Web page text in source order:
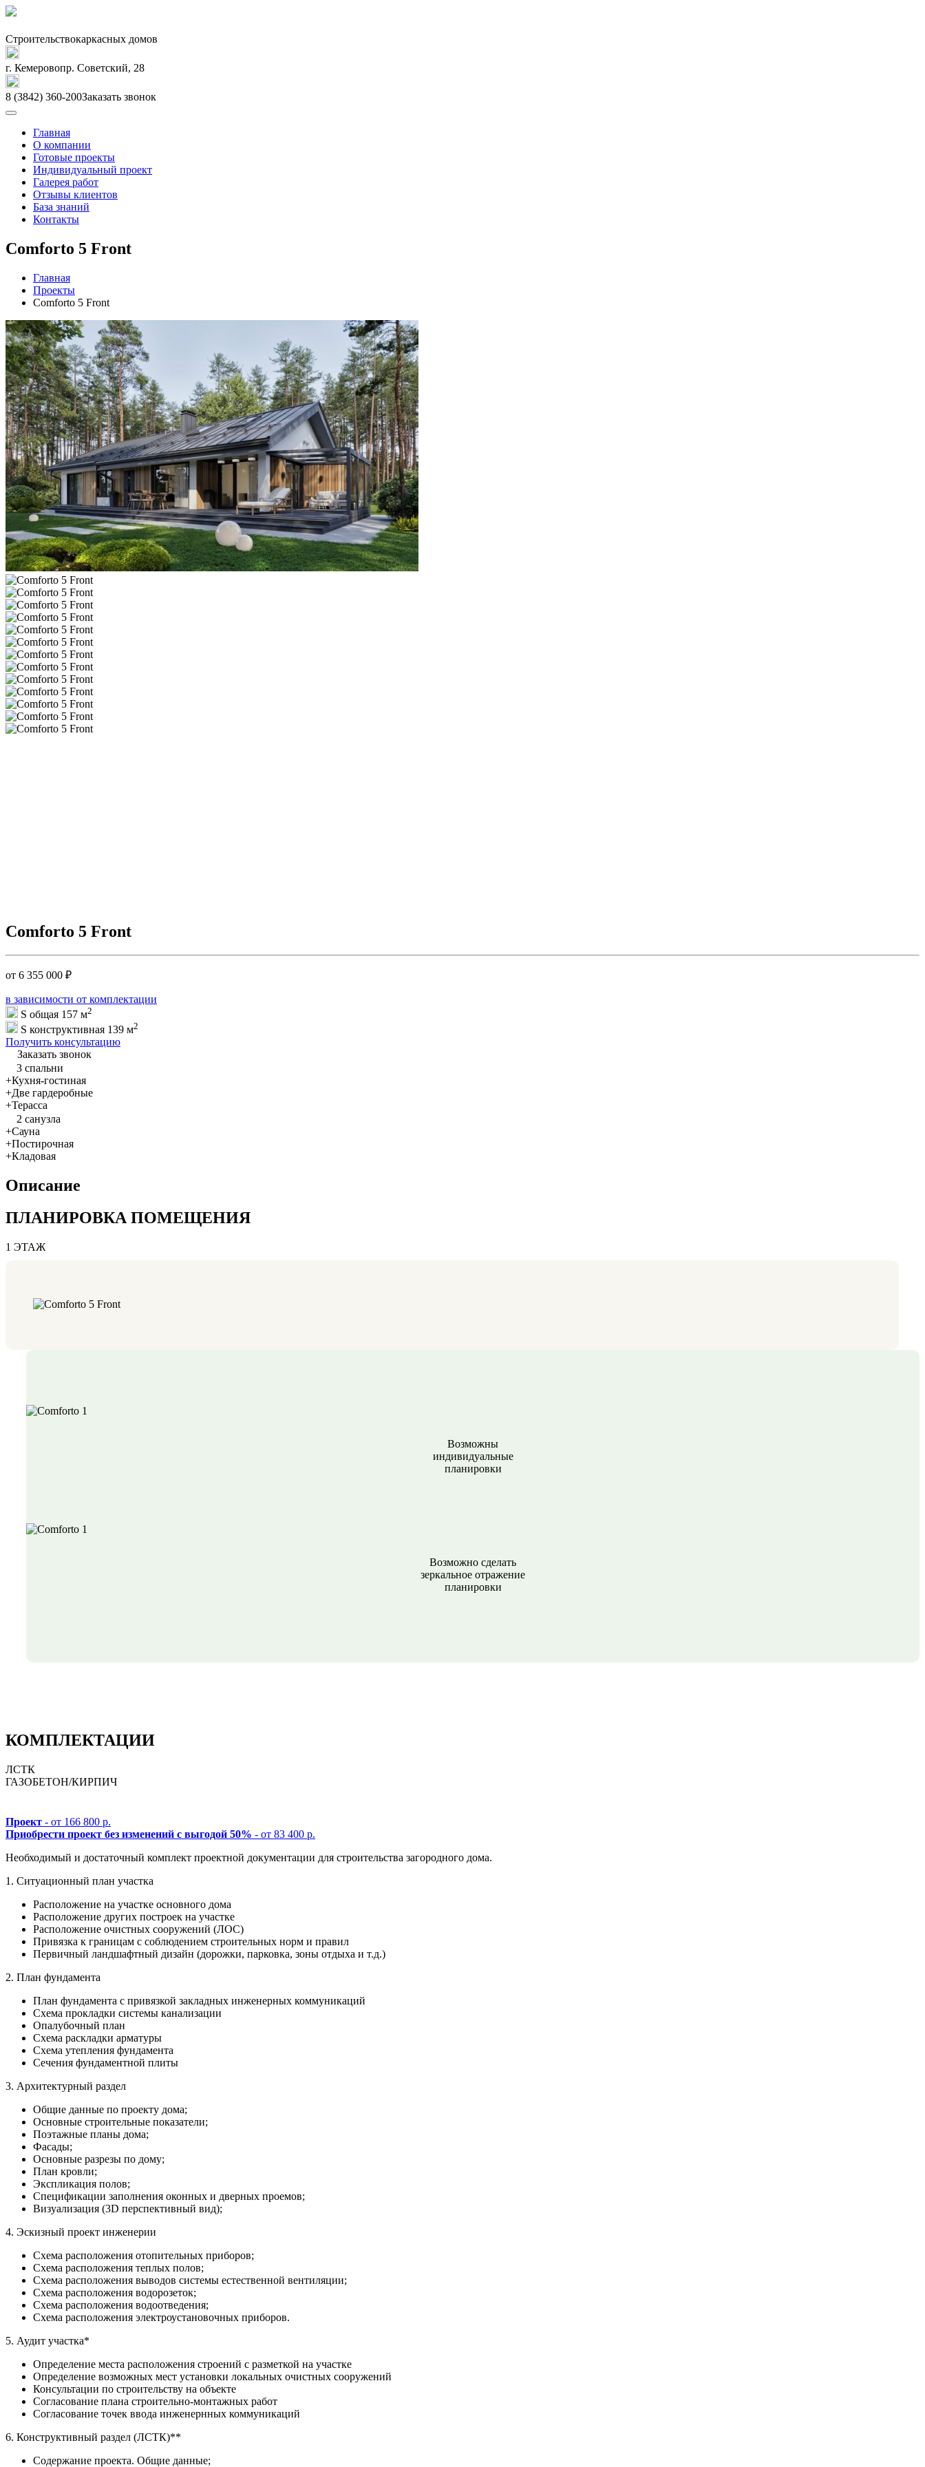
Строительствокаркасных домов
г. Кемеровопр. Советский, 28
8 (3842) 360-200Заказать звонок
Главная
О компании
Готовые проекты
Индивидуальный проект
Галерея работ
Отзывы клиентов
База знаний
Контакты
Comforto 5 Front
Главная
Проекты
Comforto 5 Front
Comforto 5 Front
от 6 355 000 ₽
в зависимости от комплектации
S общая 157 м2
S конструктивная 139 м2
Получить консультацию
Заказать звонок
3 спальни
+Кухня-гостиная
+Две гардеробные
+Терасса
2 санузла
+Сауна
+Постирочная
+Кладовая
Описание
ПЛАНИРОВКА ПОМЕЩЕНИЯ
1 ЭТАЖ
Возможны
индивидуальные
планировки
Возможно сделать
зеркальное отражение
планировки
КОМПЛЕКТАЦИИ
ЛСТК
ГАЗОБЕТОН/КИРПИЧ
Проект - от 166 800 р.
Приобрести проект без изменений с выгодой 50% - от 83 400 р.
Необходимый и достаточный комплект проектной документации для строительства загородного дома.
1. Ситуационный план участка
Расположение на участке основного дома
Расположение других построек на участке
Расположение очистных сооружений (ЛОС)
Привязка к границам с соблюдением строительных норм и правил
Первичный ландшафтный дизайн (дорожки, парковка, зоны отдыха и т.д.)
2. План фундамента
План фундамента с привязкой закладных инженерных коммуникаций
Схема прокладки системы канализации
Опалубочный план
Схема раскладки арматуры
Схема утепления фундамента
Сечения фундаментной плиты
3. Архитектурный раздел
Общие данные по проекту дома;
Основные строительные показатели;
Поэтажные планы дома;
Фасады;
Основные разрезы по дому;
План кровли;
Экспликация полов;
Спецификации заполнения оконных и дверных проемов;
Визуализация (3D перспективный вид);
4. Эскизный проект инженерии
Схема расположения отопительных приборов;
Схема расположения теплых полов;
Схема расположения выводов системы естественной вентиляции;
Схема расположения водорозеток;
Схема расположения водоотведения;
Схема расположения электроустановочных приборов.
5. Аудит участка*
Определение места расположения строений с разметкой на участке
Определение возможных мест установки локальных очистных сооружений
Консультации по строительству на объекте
Согласование плана строительно-монтажных работ
Согласование точек ввода инженернных коммуникаций
6. Конструктивный раздел (ЛСТК)**
Содержание проекта. Общие данные;